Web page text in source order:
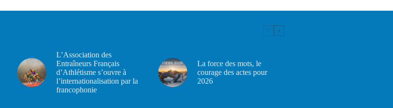
L’Association des
Entraîneurs Français
d’Athlétisme s’ouvre à
l’internationalisation par la
francophonie
La force des mots, le
courage des actes pour
2026